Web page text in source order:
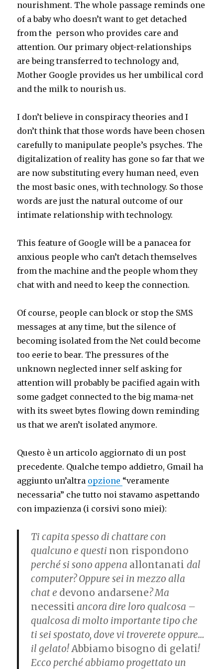
nourishment. The whole passage reminds one
of a baby who doesn’t want to get detached
from the person who provides care and
attention. Our primary object-relationships
are being transferred to technology and,
Mother Google provides us her umbilical cord
and the milk to nourish us.
I don’t believe in conspiracy theories and I
don’t think that those words have been chosen
carefully to manipulate people’s psyches. The
digitalization of reality has gone so far that we
are now substituting every human need, even
the most basic ones, with technology. So those
words are just the natural outcome of our
intimate relationship with technology.
This feature of Google will be a panacea for
anxious people who can’t detach themselves
from the machine and the people whom they
chat with and need to keep the connection.
Of course, people can block or stop the SMS
messages at any time, but the silence of
becoming isolated from the Net could become
too eerie to bear. The pressures of the
unknown neglected inner self asking for
attention will probably be pacified again with
some gadget connected to the big mama-net
with its sweet bytes flowing down reminding
us that we aren’t isolated anymore.
Questo è un articolo aggiornato di un post
precedente. Qualche tempo addietro, Gmail ha
aggiunto un’altra opzione “veramente
necessaria” che tutto noi stavamo aspettando
con impazienza (i corsivi sono miei):
Ti capita spesso di chattare con
qualcuno e questi non rispondono
perché si sono appena allontanatidal
computer? Oppure sei in mezzo alla
chat e devono andarsene? Ma
necessiti ancora dire loro qualcosa –
qualcosa di molto importante tipo che
ti sei spostato, dove vi troverete oppure…
il gelato! Abbiamo bisogno di gelati!
Ecco perché abbiamo progettato un